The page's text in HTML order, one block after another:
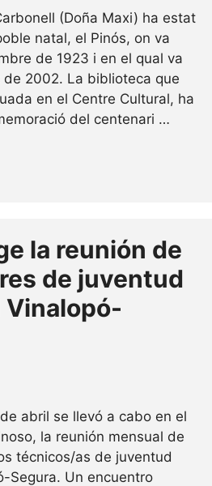
(Doña Maxi) ha estat
natal, el Pinós, on va
de 1923 i en el qual va
de 2002. La biblioteca que
en el Centre Cultural, ha
del centenari …
la reunión de
de juventud
Vinalopó-
abril se llevó a cabo en el
la reunión mensual de
técnicos/as de juventud
Segura. Un encuentro